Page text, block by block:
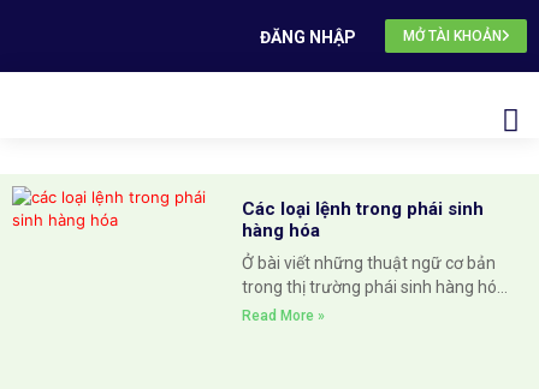
ĐĂNG NHẬP MỞ TÀI KHOẢN
Các loại lệnh trong phái sinh
hàng hóa
Ở bài viết những thuật ngữ cơ bản
trong thị trường phái sinh hàng hóa,
chúng tôi đã nói tổng quan về các
Read More »